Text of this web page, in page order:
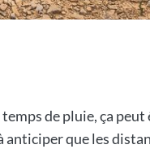
de pluie, ça
que les